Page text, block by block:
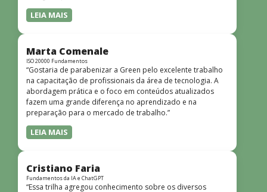
LEIA MAIS
Marta Comenale
ISO 20000 Fundamentos
“Gostaria de parabenizar a Green pelo excelente trabalho
na capacitação de profissionais da área de tecnologia. A
abordagem prática e o foco em conteúdos atualizados
fazem uma grande diferença no aprendizado e na
preparação para o mercado de trabalho.”
LEIA MAIS
Cristiano Faria
Fundamentos da IA e ChatGPT
“Essa trilha agregou conhecimento sobre os diversos